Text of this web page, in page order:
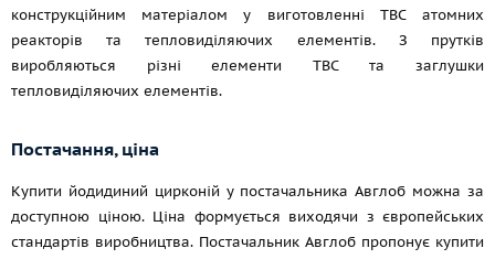
конструкційним матеріалом у виготовленні ТВС атомних
реакторів та тепловиділяючих елементів. З прутків
виробляються різні елементи ТВС та заглушки
тепловиділяючих елементів.
Постачання, ціна
Купити йодидиний цирконій у постачальника Авглоб можна за
доступною ціною. Ціна формується виходячи з європейських
стандартів виробництва. Постачальник Авглоб пропонує купити